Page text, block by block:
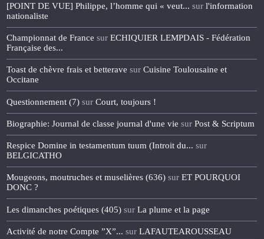
[POINT DE VUE] Philippe, l’homme qui « veut... surl'information
nationaliste
Championnat de France surECHIQUIER LEMPDAIS - Fédération
Française des...
Toast de chèvre frais et betterave surCuisine Toulousaine et
Occitane
Questionnement (7) surCourt, toujours !
Biographie: Journal de classe journal d'une vie surPost & Scriptum
Respice Domine in testamentum tuum (Introit du... sur
BELGICATHO
Mougeons, moutruches et muselières (636) surET POURQUOI
DONC ?
Les dimanches poétiques (405) surLa plume et la page
Activité de notre Compte ”X”... surLAFAUTEAROUSSEAU